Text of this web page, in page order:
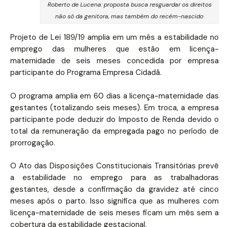
Roberto de Lucena: proposta busca resguardar os direitos
não só da genitora, mas também do recém-nascido
Projeto de Lei 189/19 amplia em um mês a estabilidade no
emprego das mulheres que estão em licença-
maternidade de seis meses concedida por empresa
participante do Programa Empresa Cidadã.
O programa amplia em 60 dias a licença-maternidade das
gestantes (totalizando seis meses). Em troca, a empresa
participante pode deduzir do Imposto de Renda devido o
total da remuneração da empregada pago no período de
prorrogação.
O Ato das Disposições Constitucionais Transitórias prevê
a estabilidade no emprego para as trabalhadoras
gestantes, desde a confirmação da gravidez até cinco
meses após o parto. Isso significa que as mulheres com
licença-maternidade de seis meses ficam um mês sem a
cobertura da estabilidade gestacional.